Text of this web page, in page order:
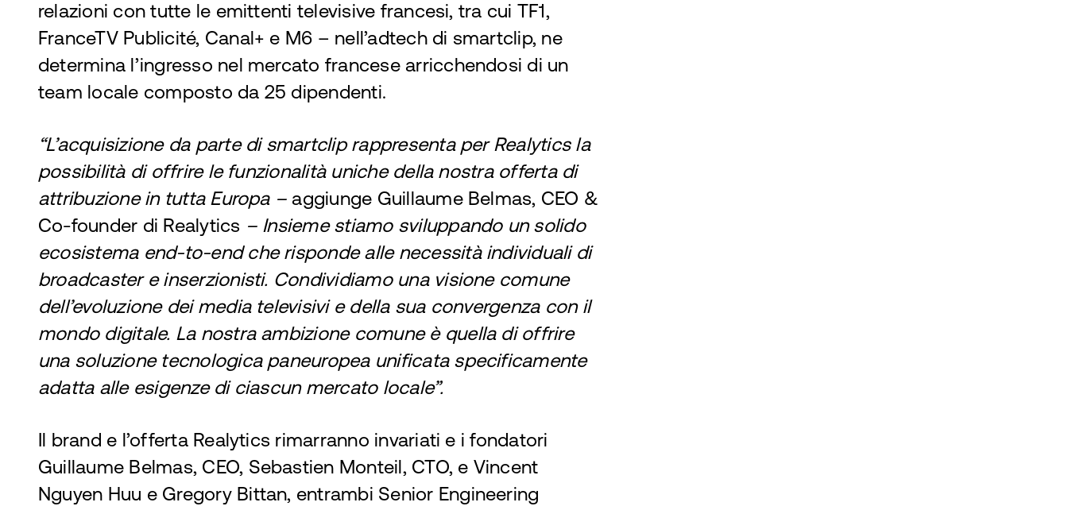
relazioni con tutte le emittenti televisive francesi, tra cui TF1,
FranceTV Publicité, Canal+ e M6 – nell’adtech di smartclip, ne
determina l’ingresso nel mercato francese arricchendosi di un
team locale composto da 25 dipendenti.
“L’acquisizione da parte di smartclip rappresenta per Realytics la
possibilità di offrire le funzionalità uniche della nostra offerta di
attribuzione in tutta Europa – aggiunge Guillaume Belmas, CEO &
Co-founder di Realytics – Insieme stiamo sviluppando un solido
ecosistema end-to-end che risponde alle necessità individuali di
broadcaster e inserzionisti. Condividiamo una visione comune
dell’evoluzione dei media televisivi e della sua convergenza con il
mondo digitale. La nostra ambizione comune è quella di offrire
una soluzione tecnologica paneuropea unificata specificamente
adatta alle esigenze di ciascun mercato locale”.
Il brand e l’offerta Realytics rimarranno invariati e i fondatori
Guillaume Belmas, CEO, Sebastien Monteil, CTO, e Vincent
Nguyen Huu e Gregory Bittan, entrambi Senior Engineering